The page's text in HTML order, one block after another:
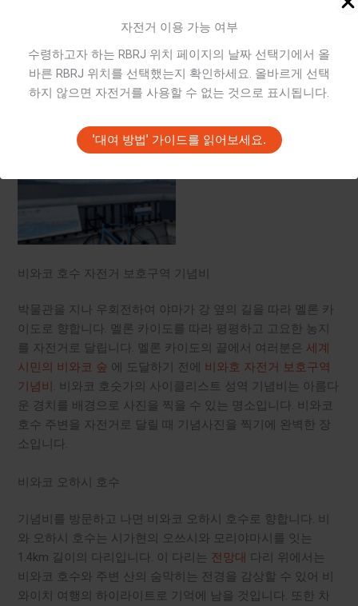
자전거 이용 가능 여부
수령하고자 하는 RBRJ 위치 페이지의 날짜 선택기에서 올
바른 RBRJ 위치를 선택했는지 확인하세요. 올바르게 선택
하지 않으면 자전거를 사용할 수 없는 것으로 표시됩니다.
'대여 방법' 가이드를 읽어보세요.
비와코 남부 루프 비와코 남부 루프
비와코 남부 루프
비와코 호수 자전거 보호구역 기념비
박물관을 지나 우회전하여 야마가 강 옆의 길을 따라 멜론 카
이도로 향합니다. 멜론 카이도를 따라 평평하고 고요한 농지
를 자전거로 달립니다. 멜론 카이도의 끝에서 여러분은세계
시민의 비와코 숲 에 도달하기 전에 비와호 자전거 보호구역
기념비 . 비와코 호숫가의 사이클리스트 성역 기념비는 아름다
운 경치를 배경으로 사진을 찍을 수 있는 명소입니다. 비와코
호수 주변을 자전거로 달릴 때 기념사진을 찍기에 완벽한 장
소입니다.
비와코 오하시 호수
기념비를 방문하고 나면 비와코 오하시 호수로 향합니다. 비
와 오하시 호수는 시가현의 오쓰시와 모리야마시를 잇는
1.4km 길이의 다리입니다. 이 다리는 전망대 다리 위에서는
비와코 호수와 주변 산의 숨막히는 전경을 감상할 수 있어 비
와이치 여행의 하이라이트로 기억에 남을 것입니다. 또한 차